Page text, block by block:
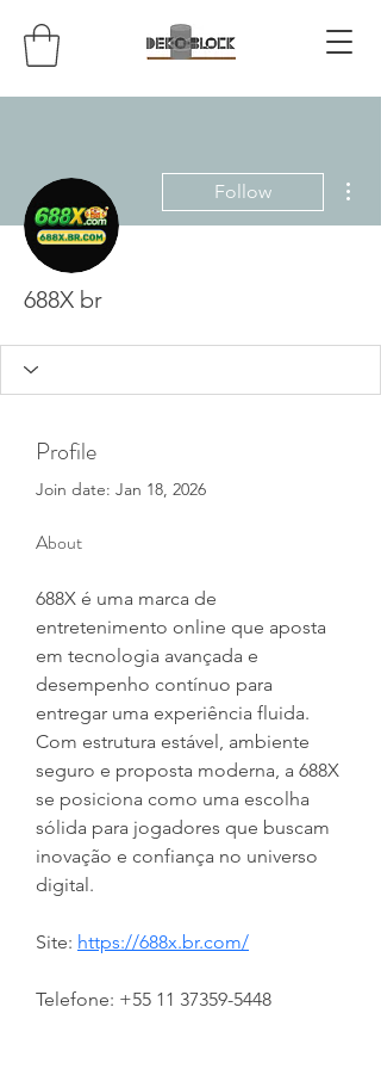
Follow
688X br
Profile
Join date: Jan 18, 2026
About
688X é uma marca de
entretenimento online que aposta
em tecnologia avançada e
desempenho contínuo para
entregar uma experiência fluida.
Com estrutura estável, ambiente
seguro e proposta moderna, a 688X
se posiciona como uma escolha
sólida para jogadores que buscam
inovação e confiança no universo
digital.
Site: https://688x.br.com/
Telefone: +55 11 37359-5448